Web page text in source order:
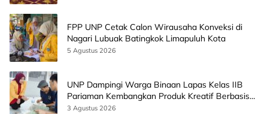
FPP UNP Cetak Calon Wirausaha Konveksi di
Nagari Lubuak Batingkok Limapuluh Kota
5 Agustus 2026
UNP Dampingi Warga Binaan Lapas Kelas IIB
Pariaman Kembangkan Produk Kreatif Berbasis
AI
3 Agustus 2026